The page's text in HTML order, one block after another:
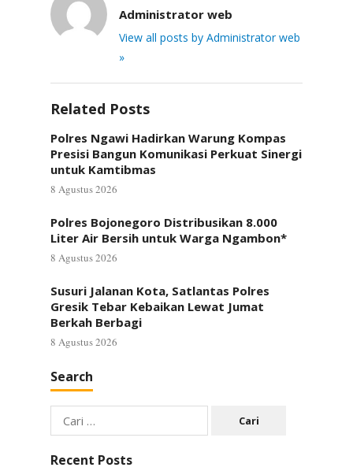
Administrator web
View all posts by Administrator web
»
Related Posts
Polres Ngawi Hadirkan Warung Kompas
Presisi Bangun Komunikasi Perkuat Sinergi
untuk Kamtibmas
8 Agustus 2026
Polres Bojonegoro Distribusikan 8.000
Liter Air Bersih untuk Warga Ngambon*
8 Agustus 2026
Susuri Jalanan Kota, Satlantas Polres
Gresik Tebar Kebaikan Lewat Jumat
Berkah Berbagi
8 Agustus 2026
Search
Cari
untuk:
Recent Posts